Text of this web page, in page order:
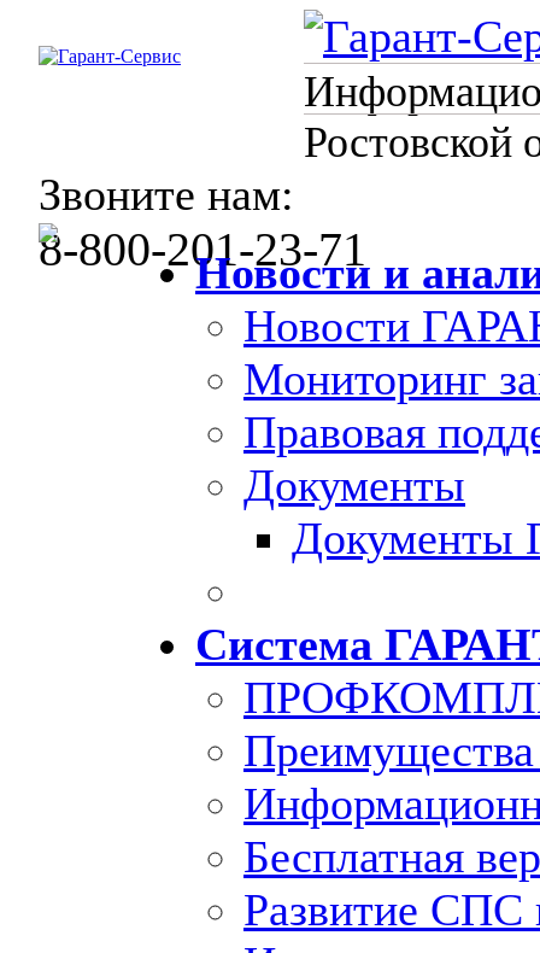
Ростовской
Звоните нам:
8-800-201-23-71
Новости и
Новости
Мониторинг
Правовая
Документы
Документы
Система
Бесплатная
Развитие СПС